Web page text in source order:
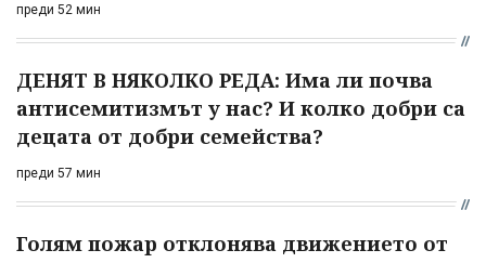
преди 52 мин
ДЕНЯТ В НЯКОЛКО РЕДА: Има ли почва
антисемитизмът у нас? И колко добри са
децата от добри семейства?
преди 57 мин
Голям пожар отклонява движението от